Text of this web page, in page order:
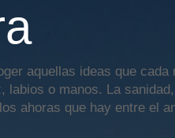
aquellas ideas que
labios o manos. La
ahoras que hay entre el